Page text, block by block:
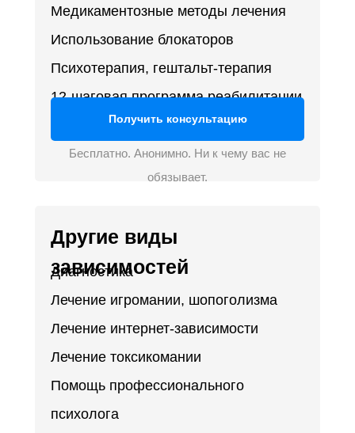
Медикаментозные методы лечения
Использование блокаторов
Психотерапия, гештальт-терапия
12-шаговая программа реабилитации
Получить консультацию
Бесплатно. Анонимно. Ни к чему вас не
обязывает.
Другие виды
зависимостей
Диагностика
Лечение игромании, шопоголизма
Лечение интернет-зависимости
Лечение токсикомании
Помощь профессионального
психолога